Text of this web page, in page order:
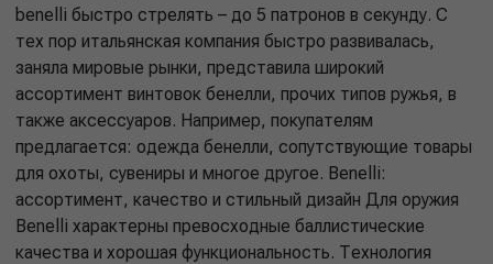
benelli быстро стрелять – до 5 патронов в секунду. С
тех пор итальянская компания быстро развивалась,
заняла мировые рынки, представила широкий
ассортимент винтовок бенелли, прочих типов ружья, в
также аксессуаров. Например, покупателям
предлагается: одежда бенелли, сопутствующие товары
для охоты, сувениры и многое другое. Benelli:
ассортимент, качество и стильный дизайн Для оружия
Benelli характерны превосходные баллистические
качества и хорошая функциональность. Технология